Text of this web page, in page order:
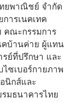
ยพาณิชย์ จำกัด
ารเนคเทค
คณะกรรมการ
คบ้านค่าย ผู้แทน
ย์ที่ปรึกษา และ
ซเบอร์กายภาพ
นิกส์และ
มธนาคารไทย